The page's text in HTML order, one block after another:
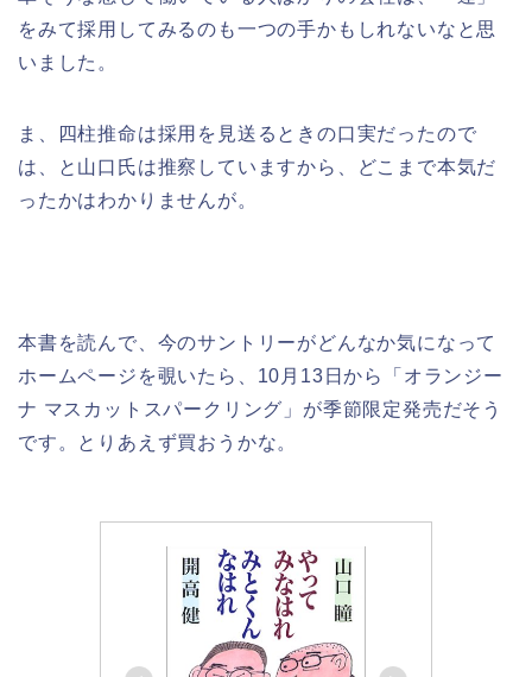
をみて採用してみるのも一つの手かもしれないなと思
いました。
ま、四柱推命は採用を見送るときの口実だったので
は、と山口氏は推察していますから、どこまで本気だ
ったかはわかりませんが。
本書を読んで、今のサントリーがどんなか気になって
ホームページを覗いたら、10月13日から「オランジー
ナ マスカットスパークリング」が季節限定発売だそう
です。とりあえず買おうかな。